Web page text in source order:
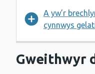
A yw’r
cynnwys
Gweithwyr